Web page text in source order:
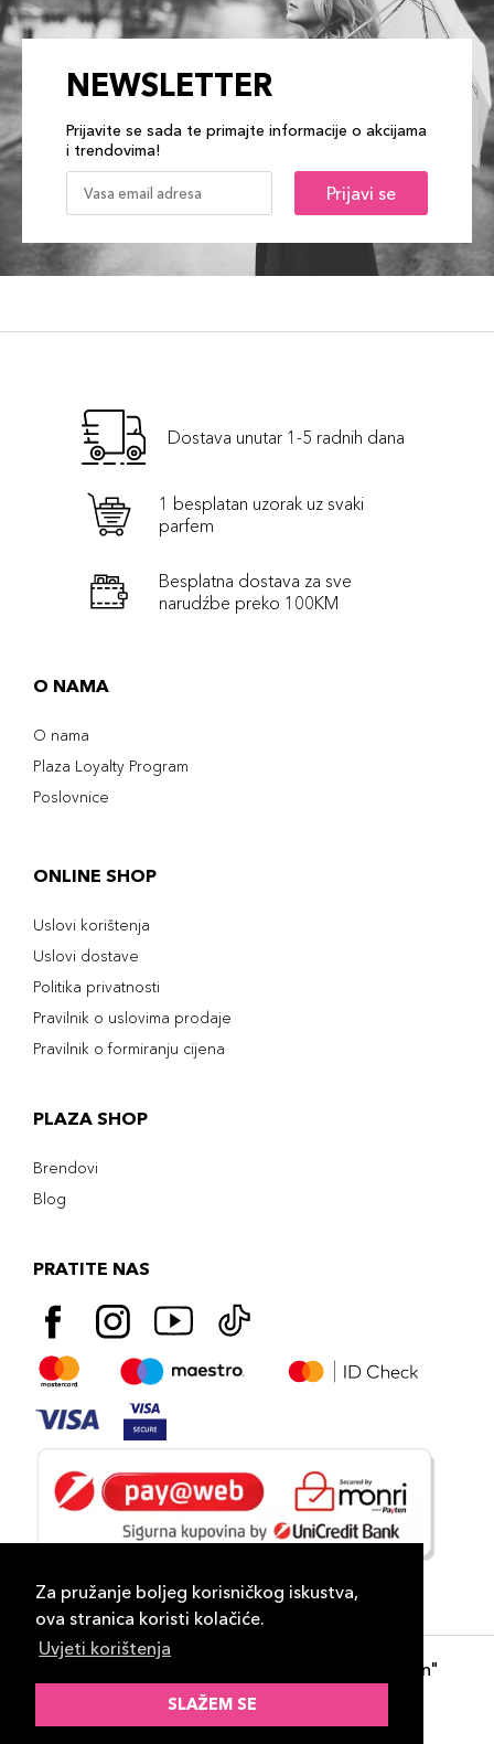
Za pružanje boljeg korisničkog iskustva,
ova stranica koristi kolačiće.
Uvjeti korištenja
SLAŽEM SE
NEWSLETTER
Prijavite se sada te primajte informacije o akcijama
i trendovima!
Prijavi se
Dostava unutar 1-5 radnih dana
1 besplatan uzorak uz svaki
parfem
Besplatna dostava za sve
narudźbe preko 100KM
O NAMA
O nama
Plaza Loyalty Program
Poslovnice
ONLINE SHOP
Uslovi korištenja
Uslovi dostave
Politika privatnosti
Pravilnik o uslovima prodaje
Pravilnik o formiranju cijena
PLAZA SHOP
Brendovi
Blog
PRATITE NAS
- "DP Lux Distribution"
d.o.o. Banja Luka
ID-S Consulting d.o.o. Sarajevo